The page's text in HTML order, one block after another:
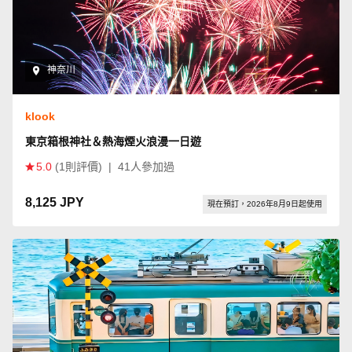
神奈川
klook
東京箱根神社＆熱海煙火浪漫一日遊
5.0 (1則評價) | 41人參加過
8,125 JPY 現在預訂，2026年8月9日起使用